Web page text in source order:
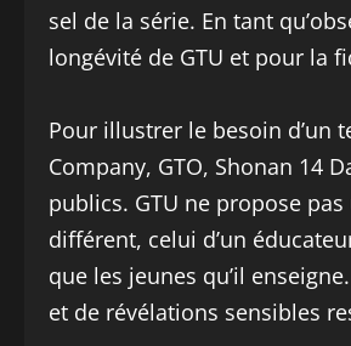
sel de la série. En tant
longévité de GTU et pour la
Pour illustrer le besoin d’un
Company, GTO, Shonan 14
publics. GTU ne propose
différent, celui d’un
que les jeunes qu’il
et de révélations sensibles